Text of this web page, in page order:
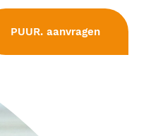
PUUR. aanvragen